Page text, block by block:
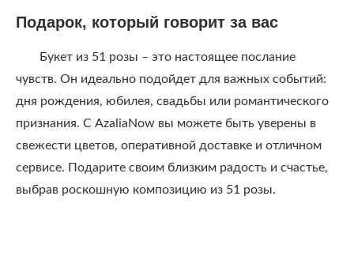
Подарок, который говорит за вас
Букет из 51 розы – это настоящее послание
чувств. Он идеально подойдет для важных событий:
дня рождения, юбилея, свадьбы или романтического
признания. С AzaliaNow вы можете быть уверены в
свежести цветов, оперативной доставке и отличном
сервисе. Подарите своим близким радость и счастье,
выбрав роскошную композицию из 51 розы.